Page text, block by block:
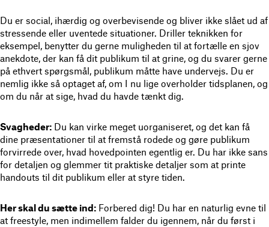
Du er social, ihærdig og overbevisende og bliver ikke slået ud af
stressende eller uventede situationer. Driller teknikken for
eksempel, benytter du gerne muligheden til at fortælle en sjov
anekdote, der kan få dit publikum til at grine, og du svarer gerne
på ethvert spørgsmål, publikum måtte have undervejs. Du er
nemlig ikke så optaget af, om I nu lige overholder tidsplanen, og
om du når at sige, hvad du havde tænkt dig.
Svagheder: Du kan virke meget uorganiseret, og det kan få
dine præsentationer til at fremstå rodede og gøre publikum
forvirrede over, hvad hovedpointen egentlig er. Du har ikke sans
for detaljen og glemmer tit praktiske detaljer som at printe
handouts til dit publikum eller at styre tiden.
Her skal du sætte ind: Forbered dig! Du har en naturlig evne til
at freestyle, men indimellem falder du igennem, når du først i